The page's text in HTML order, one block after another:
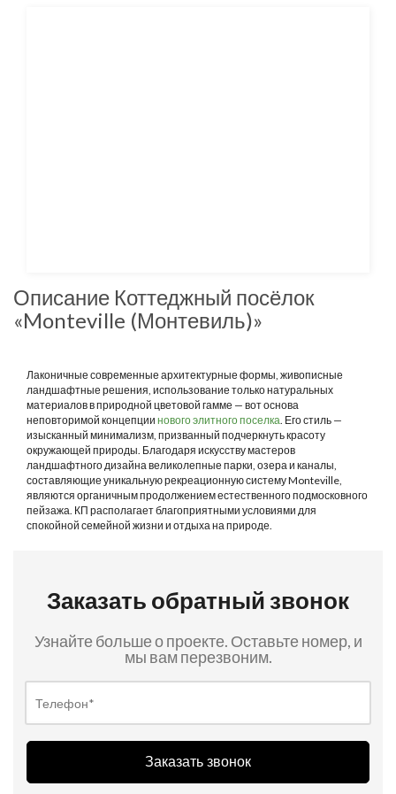
Описание Коттеджный посёлок
«Monteville (Монтевиль)»
Лаконичные современные архитектурные формы, живописные
ландшафтные решения, использование только натуральных
материалов в природной цветовой гамме — вот основа
неповторимой концепции нового элитного поселка. Его стиль —
изысканный минимализм, призванный подчеркнуть красоту
окружающей природы. Благодаря искусству мастеров
ландшафтного дизайна великолепные парки, озера и каналы,
составляющие уникальную рекреационную систему Monteville,
являются органичным продолжением естественного подмосковного
пейзажа. КП располагает благоприятными условиями для
спокойной семейной жизни и отдыха на природе.
Заказать обратный звонок
Узнайте больше о проекте. Оставьте номер, и
мы вам перезвоним.
Заказать звонок